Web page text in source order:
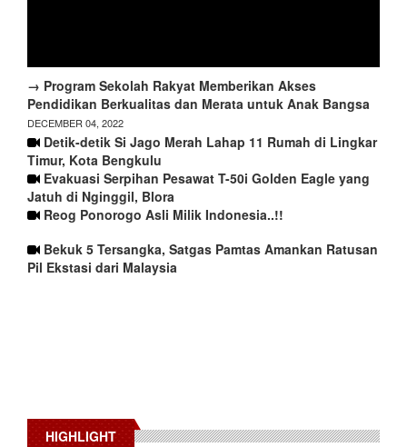
→ Program Sekolah Rakyat Memberikan Akses
Pendidikan Berkualitas dan Merata untuk Anak Bangsa
DECEMBER 04, 2022
Detik-detik Si Jago Merah Lahap 11 Rumah di Lingkar
Timur, Kota Bengkulu
Evakuasi Serpihan Pesawat T-50i Golden Eagle yang
Jatuh di Nginggil, Blora
Reog Ponorogo Asli Milik Indonesia..!!
Bekuk 5 Tersangka, Satgas Pamtas Amankan Ratusan
Pil Ekstasi dari Malaysia
HIGHLIGHT